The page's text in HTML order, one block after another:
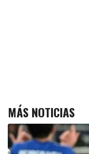
MÁS NOTICIAS